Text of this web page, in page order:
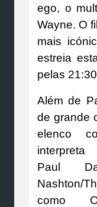
ego, o
Wayne. O
mais
estreia
pelas
Além de
de grande
elenco
interpreta
Paul
Nashton/
como